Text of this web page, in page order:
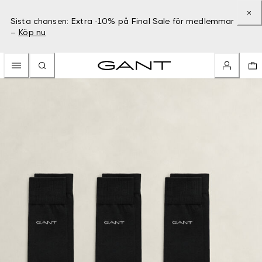
Sista chansen: Extra -10% på Final Sale för medlemmar
– Köp nu